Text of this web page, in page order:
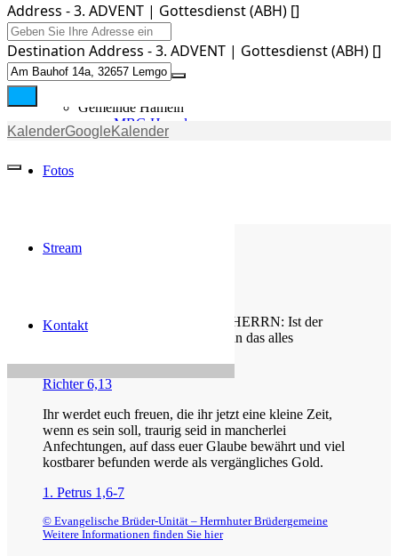
Gott in deinem Alltag
KiJuTe-Gruppen
Freizeiten 2026
Soccercamp Lemgo
Junge Erwachsene
Gemeinde Hameln
MBG Hameln
Fotos
Stream
Kontakt
Address - 3. ADVENT | Gottesdienst (ABH) []
Destination Address - 3. ADVENT | Gottesdienst (ABH) []
KalenderGoogleKalender
Gideon sprach zu dem Engel des HERRN: Ist der
HERR mit uns, warum ist uns dann das alles
Richter 6,13
Ihr werdet euch freuen, die ihr jetzt eine kleine Zeit,
wenn es sein soll, traurig seid in mancherlei
Anfechtungen, auf dass euer Glaube bewährt und viel
kostbarer befunden werde als vergängliches Gold.
1. Petrus 1,6-7
© Evangelische Brüder-Unität – Herrnhuter Brüdergemeine
Weitere Informationen finden Sie hier